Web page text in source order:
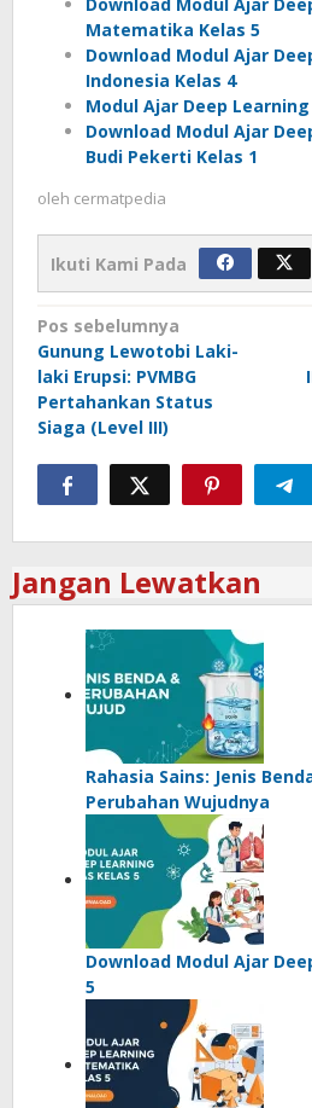
Download Modul Ajar
Matematika Kelas 5
Download Modul Ajar
Indonesia Kelas 4
Modul Ajar Deep Learning
Download Modul Ajar
Budi Pekerti Kelas 1
oleh cermatpedia
Ikuti Kami Pada
Navigasi
pos
Pos sebelumnya
Gunung Lewotobi Laki-
laki Erupsi: PVMBG
Pertahankan Status
Siaga (Level III)
Jangan Lewatkan
Rahasia Sains: Jenis
Perubahan Wujudnya
Download Modul Ajar
5